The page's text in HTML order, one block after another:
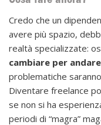
Credo che un
avere più spazio,
realtà specializzate:
cambiare per
problematiche
Diventare freelance
se non si ha
periodi di “magra”